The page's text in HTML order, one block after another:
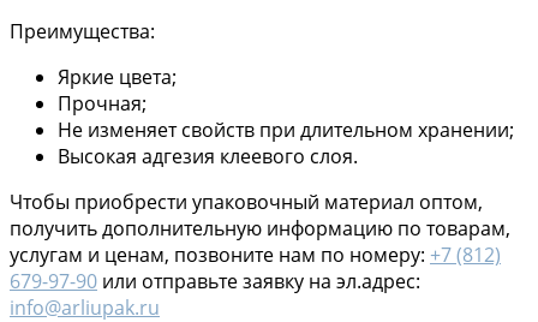
Преимущества:
Яркие цвета;
Прочная;
Не изменяет свойств при длительном хранении;
Высокая адгезия клеевого слоя.
Чтобы приобрести упаковочный материал оптом,
получить дополнительную информацию по товарам,
услугам и ценам, позвоните нам по номеру: +7 (812)
679-97-90 или отправьте заявку на эл.адрес:
info@arliupak.ru